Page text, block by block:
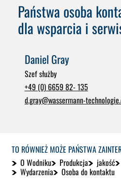
Państwa osoba
dla wsparcia i
Daniel Gray
Szef służby
+49 (0) 6659 82- 135
d.gray@wassermann-
TO RÓWNIEŻ MOŻE PAŃSTWA
O Wodniku
Produkcja jakość
Wydarzenia Osoba do kontaktu